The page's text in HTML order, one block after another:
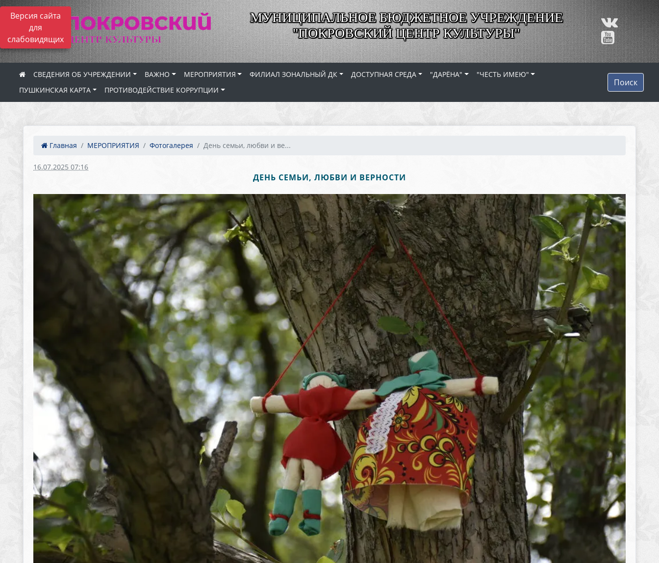
Версия сайта
для
слабовидящих
МУНИЦИПАЛЬНОЕ БЮДЖЕТНОЕ УЧРЕЖДЕНИЕ
"ПОКРОВСКИЙ ЦЕНТР КУЛЬТУРЫ"
СВЕДЕНИЯ ОБ УЧРЕЖДЕНИИ ВАЖНО МЕРОПРИЯТИЯ ФИЛИАЛ ЗОНАЛЬНЫЙ ДК ДОСТУПНАЯ СРЕДА "ДАРЁНА"
"ЧЕСТЬ ИМЕЮ"
ПУШКИНСКАЯ КАРТА
ПРОТИВОДЕЙСТВИЕ КОРРУПЦИИ
Поиск
Главная МЕРОПРИЯТИЯ Фотогалерея День семьи, любви и ве...
16.07.2025 07:16
ДЕНЬ СЕМЬИ, ЛЮБВИ И ВЕРНОСТИ